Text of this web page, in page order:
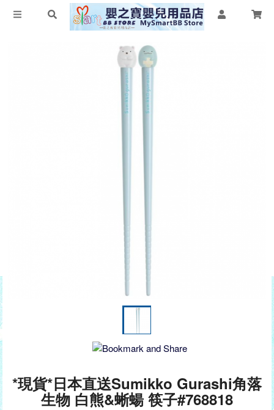
*現貨*日本直送Sumikko Gurashi角落
生物 白熊&蜥蝪 筷子#768818